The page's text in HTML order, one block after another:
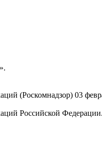
(Роскомнадзор) 03
Российской Федерации.